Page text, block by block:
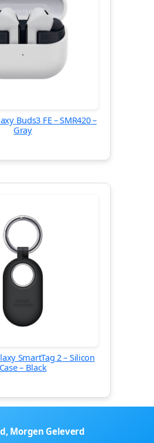
Buds3 FE – SMR420 –
Gray
SmartTag 2 – Silicon
Case – Black
Morgen Geleverd